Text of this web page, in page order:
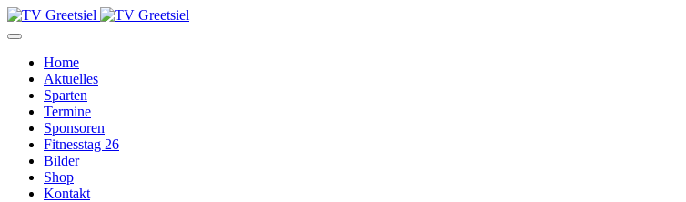
Home
Aktuelles
Sparten
Termine
Sponsoren
Fitnesstag 26
Bilder
Shop
Kontakt